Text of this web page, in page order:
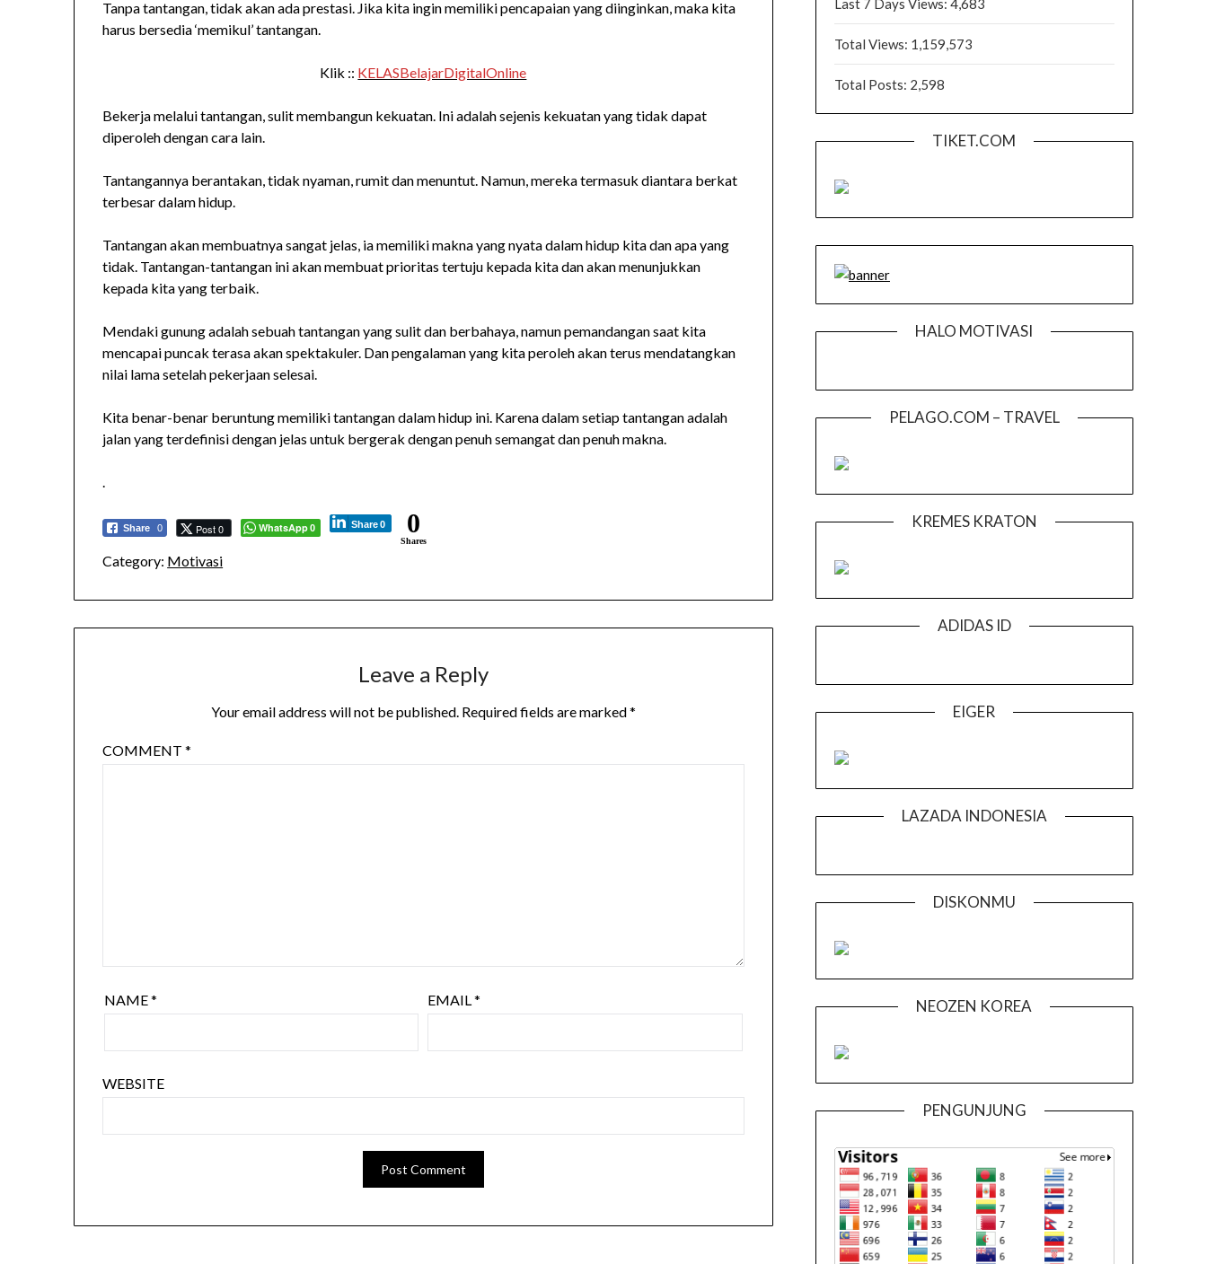
Tanpa tantangan, tidak akan ada prestasi. Jika kita ingin memiliki pencapaian yang diinginkan, maka kita
harus bersedia ‘memikul’ tantangan.
Klik :: KELASBelajarDigitalOnline
Bekerja melalui tantangan, sulit membangun kekuatan. Ini adalah sejenis kekuatan yang tidak dapat
diperoleh dengan cara lain.
Tantangannya berantakan, tidak nyaman, rumit dan menuntut. Namun, mereka termasuk diantara berkat
terbesar dalam hidup.
Tantangan akan membuatnya sangat jelas, ia memiliki makna yang nyata dalam hidup kita dan apa yang
tidak. Tantangan-tantangan ini akan membuat prioritas tertuju kepada kita dan akan menunjukkan
kepada kita yang terbaik.
Mendaki gunung adalah sebuah tantangan yang sulit dan berbahaya, namun pemandangan saat kita
mencapai puncak terasa akan spektakuler. Dan pengalaman yang kita peroleh akan terus mendatangkan
nilai lama setelah pekerjaan selesai.
Kita benar-benar beruntung memiliki tantangan dalam hidup ini. Karena dalam setiap tantangan adalah
jalan yang terdefinisi dengan jelas untuk bergerak dengan penuh semangat dan penuh makna.
.
Share 0 Post 0 WhatsApp0 Share0 0
Shares
Category: Motivasi
Leave a Reply
Your email address will not be published. Required fields are marked*
COMMENT*
NAME* EMAIL*
WEBSITE
Last 7 Days Views: 4,683
Total Views: 1,159,573
Total Posts: 2,598
TIKET.COM
HALO MOTIVASI
PELAGO.COM – TRAVEL
KREMES KRATON
ADIDAS ID
EIGER
LAZADA INDONESIA
DISKONMU
NEOZEN KOREA
PENGUNJUNG